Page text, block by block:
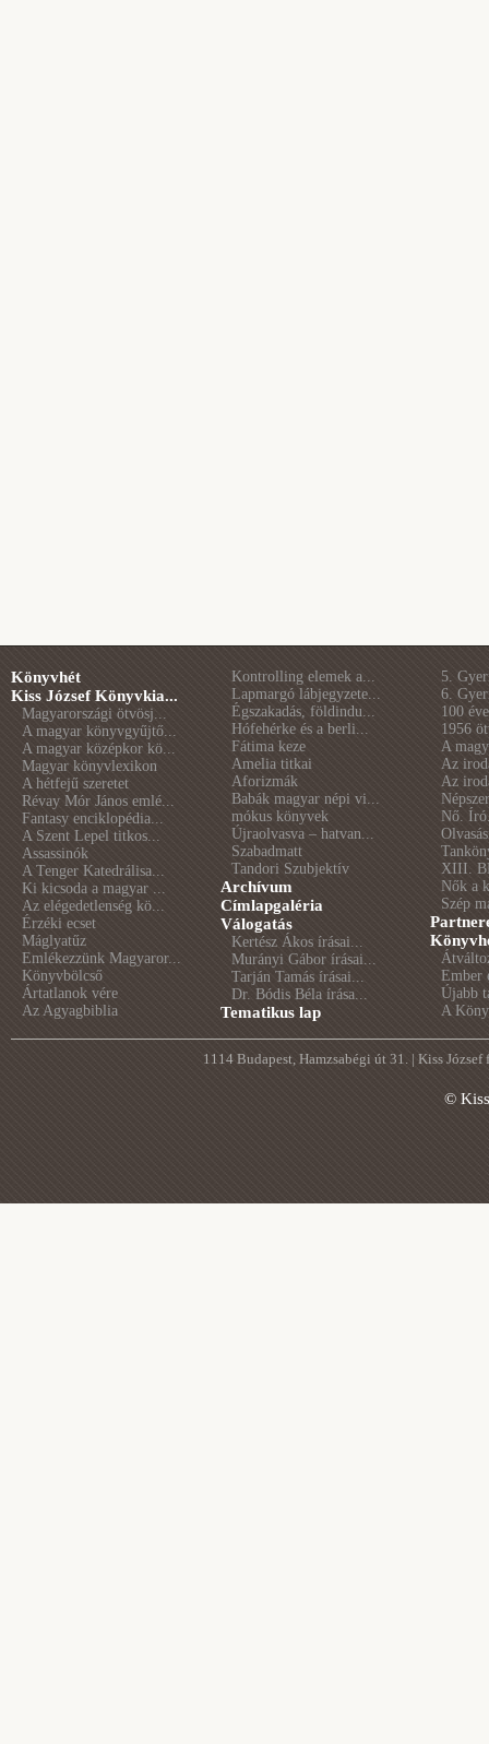
Könyvhét
Kiss József Könyvkia...
Magyarországi ötvösj...
A magyar könyvgyűjtő...
A magyar középkor kö...
Magyar könyvlexikon
A hétfejű szeretet
Révay Mór János emlé...
Fantasy enciklopédia...
A Szent Lepel titkos...
Assassinók
A Tenger Katedrálisa...
Ki kicsoda a magyar ...
Az elégedetlenség kö...
Érzéki ecset
Máglyatűz
Emlékezzünk Magyaror...
Könyvbölcső
Ártatlanok vére
Az Agyagbiblia
Kontrolling elemek a...
Lapmargó lábjegyzete...
Égszakadás, földindu...
Hófehérke és a berli...
Fátima keze
Amelia titkai
Aforizmák
Babák magyar népi vi...
mókus könyvek
Újraolvasva – hatvan...
Szabadmatt
Tandori Szubjektív
Archívum
Címlapgaléria
Válogatás
Kertész Ákos írásai...
Murányi Gábor írásai...
Tarján Tamás írásai...
Dr. Bódis Béla írása...
Tematikus lap
5.
6.
100
1956
A
Az
Az
Nő.
XIII.
Nők a
Szép
Ember
Újabb
A
1114 Budapest, Hamzsabégi út 31. | Kiss
©